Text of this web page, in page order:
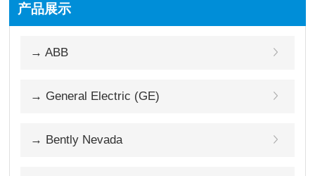
快速发
产品展示
→ ABB
→ General Electric (GE)
→ Bently Nevada